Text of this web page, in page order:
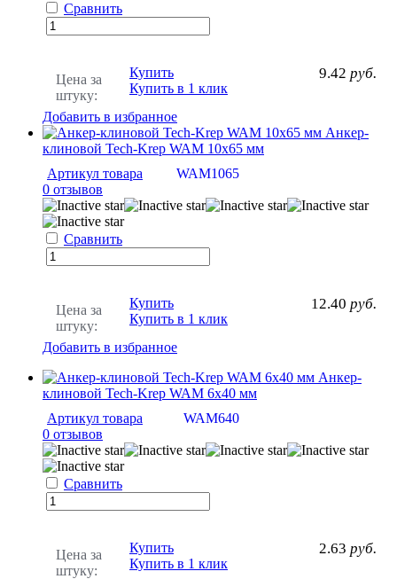
Сравнить
Цена за
штуку:
9.42 руб.
Купить
Купить в 1 клик
Добавить в избранное
Анкер-
клиновой Tech-Krep WAM 10х65 мм
Артикул товара
WAM1065
0 отзывов
Сравнить
Цена за
штуку:
12.40 руб.
Купить
Купить в 1 клик
Добавить в избранное
Анкер-
клиновой Tech-Krep WAM 6х40 мм
Артикул товара
WAM640
0 отзывов
Сравнить
Цена за
штуку:
2.63 руб.
Купить
Купить в 1 клик